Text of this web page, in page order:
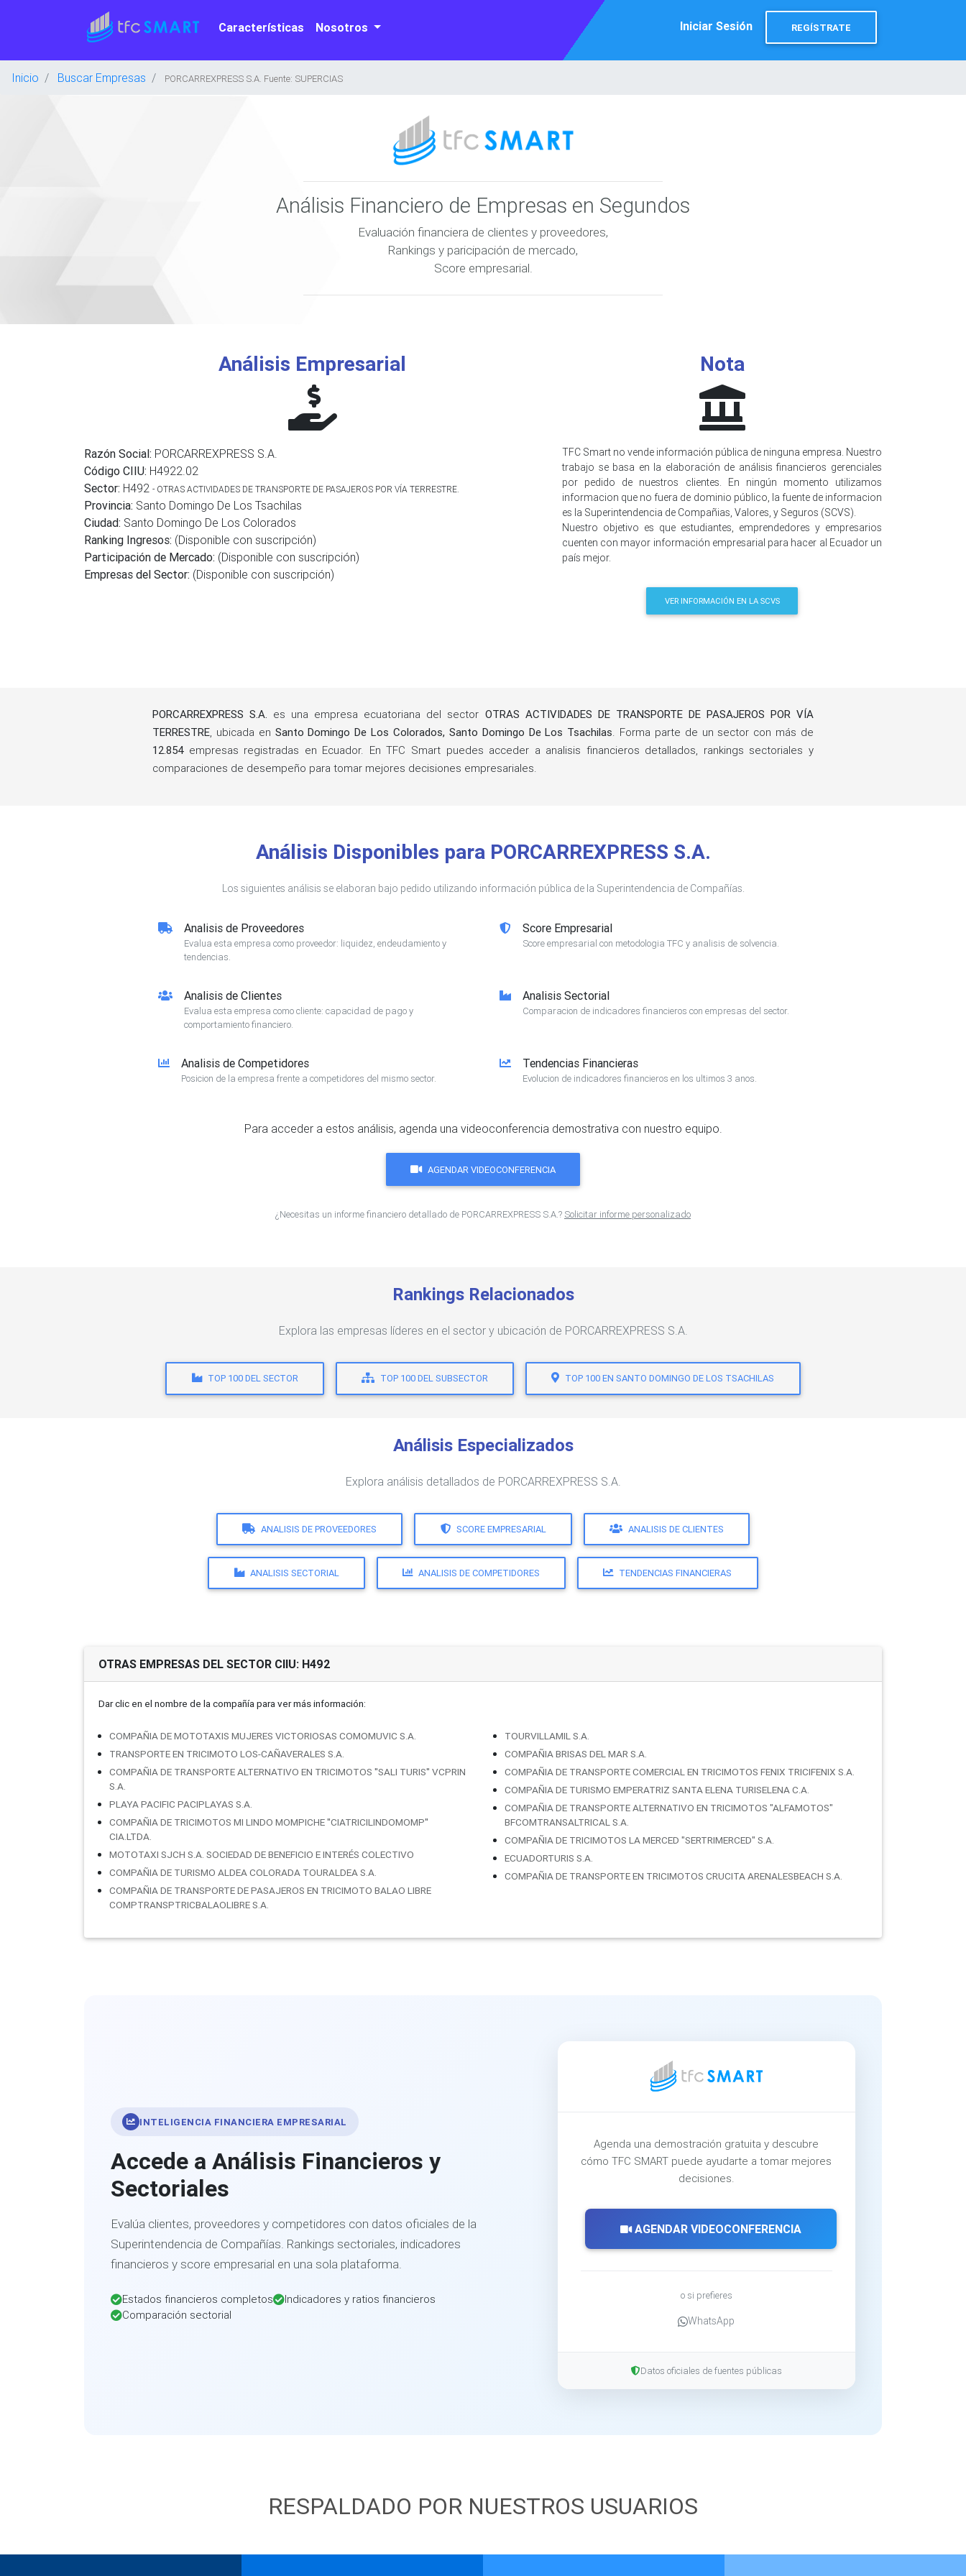
Características Nosotros Iniciar Sesión REGÍSTRATE
Inicio Buscar Empresas PORCARREXPRESS S.A. Fuente: SUPERCIAS
Análisis Financiero de Empresas en Segundos
Evaluación financiera de clientes y proveedores,
Rankings y paricipación de mercado,
Score empresarial.
Análisis Empresarial
Razón Social: PORCARREXPRESS S.A.
Código CIIU: H4922.02
Sector: H492 - OTRAS ACTIVIDADES DE TRANSPORTE DE PASAJEROS POR VÍA TERRESTRE.
Provincia: Santo Domingo De Los Tsachilas
Ciudad: Santo Domingo De Los Colorados
Ranking Ingresos: (Disponible con suscripción)
Participación de Mercado: (Disponible con suscripción)
Empresas del Sector: (Disponible con suscripción)
Nota
TFC Smart no vende información pública de ninguna empresa. Nuestro
trabajo se basa en la elaboración de análisis financieros gerenciales
por pedido de nuestros clientes. En ningún momento utilizamos
informacion que no fuera de dominio público, la fuente de informacion
es la Superintendencia de Compañias, Valores, y Seguros (SCVS).
Nuestro objetivo es que estudiantes, emprendedores y empresarios
cuenten con mayor información empresarial para hacer al Ecuador un
país mejor.
VER INFORMACIÓN EN LA SCVS
PORCARREXPRESS S.A. es una empresa ecuatoriana del sector OTRAS ACTIVIDADES DE TRANSPORTE DE PASAJEROS POR VÍA
TERRESTRE, ubicada en Santo Domingo De Los Colorados, Santo Domingo De Los Tsachilas. Forma parte de un sector con más de
12.854empresas registradas en Ecuador. En TFC Smart puedes acceder a analisis financieros detallados, rankings sectoriales y
comparaciones de desempeño para tomar mejores decisiones empresariales.
Análisis Disponibles para PORCARREXPRESS S.A.
Los siguientes análisis se elaboran bajo pedido utilizando información pública de la Superintendencia de Compañías.
Analisis de Proveedores
Evalua esta empresa como proveedor: liquidez, endeudamiento y
tendencias.
Score Empresarial
Score empresarial con metodologia TFC y analisis de solvencia.
Analisis de Clientes
Evalua esta empresa como cliente: capacidad de pago y
comportamiento financiero.
Analisis Sectorial
Comparacion de indicadores financieros con empresas del sector.
Analisis de Competidores
Posicion de la empresa frente a competidores del mismo sector.
Tendencias Financieras
Evolucion de indicadores financieros en los ultimos 3 anos.
Para acceder a estos análisis, agenda una videoconferencia demostrativa con nuestro equipo.
AGENDAR VIDEOCONFERENCIA
¿Necesitas un informe financiero detallado de PORCARREXPRESS S.A.? Solicitar informe personalizado
Rankings Relacionados
Explora las empresas líderes en el sector y ubicación de PORCARREXPRESS S.A.
TOP 100 DEL SECTOR TOP 100 DEL SUBSECTOR TOP 100 EN SANTO DOMINGO DE LOS TSACHILAS
Análisis Especializados
Explora análisis detallados de PORCARREXPRESS S.A.
ANALISIS DE PROVEEDORES SCORE EMPRESARIAL ANALISIS DE CLIENTES
ANALISIS SECTORIAL ANALISIS DE COMPETIDORES TENDENCIAS FINANCIERAS
OTRAS EMPRESAS DEL SECTOR CIIU: H492
Dar clic en el nombre de la compañí­a para ver más información:
COMPAÑIA DE MOTOTAXIS MUJERES VICTORIOSAS COMOMUVIC S.A.
TRANSPORTE EN TRICIMOTO LOS-CAÑAVERALES S.A.
COMPAÑIA DE TRANSPORTE ALTERNATIVO EN TRICIMOTOS ''SALI TURIS'' VCPRIN
S.A.
PLAYA PACIFIC PACIPLAYAS S.A.
COMPAÑIA DE TRICIMOTOS MI LINDO MOMPICHE ''CIATRICILINDOMOMP''
CIA.LTDA.
MOTOTAXI SJCH S.A. SOCIEDAD DE BENEFICIO E INTERÉS COLECTIVO
COMPAÑIA DE TURISMO ALDEA COLORADA TOURALDEA S.A.
COMPAÑIA DE TRANSPORTE DE PASAJEROS EN TRICIMOTO BALAO LIBRE
COMPTRANSPTRICBALAOLIBRE S.A.
TOURVILLAMIL S.A.
COMPAÑIA BRISAS DEL MAR S.A.
COMPAÑIA DE TRANSPORTE COMERCIAL EN TRICIMOTOS FENIX TRICIFENIX S.A.
COMPAÑIA DE TURISMO EMPERATRIZ SANTA ELENA TURISELENA C.A.
COMPAÑIA DE TRANSPORTE ALTERNATIVO EN TRICIMOTOS "ALFAMOTOS"
BFCOMTRANSALTRICAL S.A.
COMPAÑIA DE TRICIMOTOS LA MERCED "SERTRIMERCED" S.A.
ECUADORTURIS S.A.
COMPAÑIA DE TRANSPORTE EN TRICIMOTOS CRUCITA ARENALESBEACH S.A.
INTELIGENCIA FINANCIERA EMPRESARIAL
Accede a Análisis Financieros y
Sectoriales
Evalúa clientes, proveedores y competidores con datos oficiales de la
Superintendencia de Compañías. Rankings sectoriales, indicadores
financieros y score empresarial en una sola plataforma.
Estados financieros completos
Indicadores y ratios financieros
Comparación sectorial
Agenda una demostración gratuita y descubre
cómo TFC SMART puede ayudarte a tomar mejores
decisiones.
AGENDAR VIDEOCONFERENCIA
o si prefieres
WhatsApp
Datos oficiales de fuentes públicas
RESPALDADO POR NUESTROS USUARIOS